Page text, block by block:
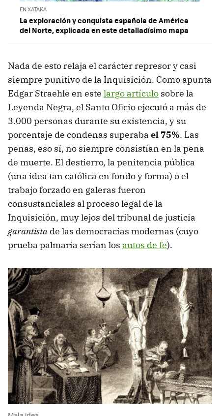
EN XATAKA
La exploración y conquista española de América
del Norte, explicada en este detalladísimo mapa
Nada de esto relaja el carácter represor y casi
siempre punitivo de la Inquisición. Como apunta
Edgar Straehle en este largo artículo sobre la
Leyenda Negra, el Santo Oficio ejecutó a más de
3.000 personas durante su existencia, y su
porcentaje de condenas superaba el 75%. Las
penas, eso sí, no siempre consistían en la pena
de muerte. El destierro, la penitencia pública
(una idea tan católica en fondo y forma) o el
trabajo forzado en galeras fueron
consustanciales al proceso legal de la
Inquisición, muy lejos del tribunal de justicia
garantista de las democracias modernas (cuyo
prueba palmaria serían los autos de fe).